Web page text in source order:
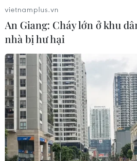
vietnamplus.vn
An Giang: Cháy lớn ở khu
nhà bị hư hại